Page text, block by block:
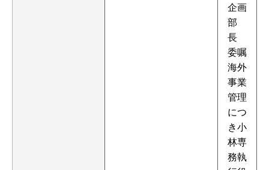
企画
部
長
委嘱
海外
事業
管理
につ
き小
林専
務執